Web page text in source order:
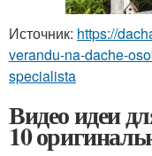
Источник: https://
verandu-na-dache-
specialista
Видео идеи
10